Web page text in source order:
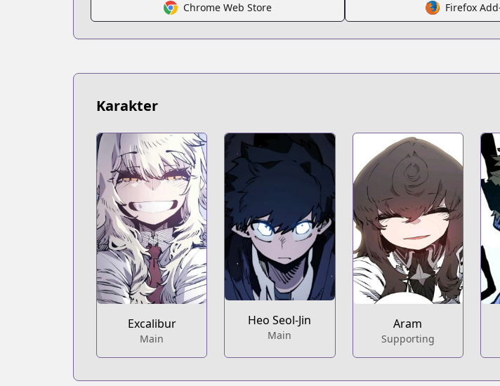
Chrome Web Store Firefox
Karakter
Excalibur
Main
Heo Seol-Jin
Main
Aram
Supporting